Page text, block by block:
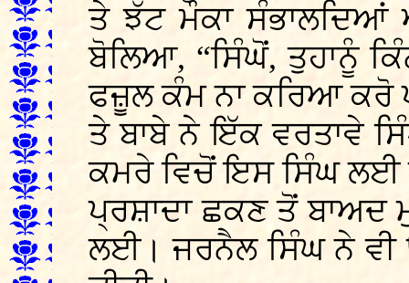
ਤੇ ਝੱਟ ਮੌਕਾ
ਬੋਲਿਆ, “ਸਿੰਘੋਂ, ਤੁਹਾਨੂੰ
ਫਜ਼ੂਲ ਕੰਮ ਨਾ ਕਰਿਆ ਕਰੋ
ਤੇ ਬਾਬੇ ਨੇ ਇੱਕ ਵਰਤਾਵੇ
ਕਮਰੇ ਵਿਚੋਂ ਇਸ ਸਿੰਘ
ਪ੍ਰਸ਼ਾਦਾ ਛਕਣ ਤੋਂ ਬਾਅਦ
ਲਈ। ਜਰਨੈਲ ਸਿੰਘ ਨੇ ਵੀ